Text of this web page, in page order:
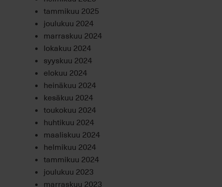
tammikuu 2025
joulukuu 2024
marraskuu 2024
lokakuu 2024
syyskuu 2024
elokuu 2024
heinäkuu 2024
kesäkuu 2024
toukokuu 2024
huhtikuu 2024
maaliskuu 2024
helmikuu 2024
tammikuu 2024
joulukuu 2023
marraskuu 2023